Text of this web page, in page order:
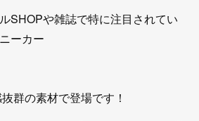
SHOPや雑誌で特に注目されてい
ーカー
群の素材で登場です！